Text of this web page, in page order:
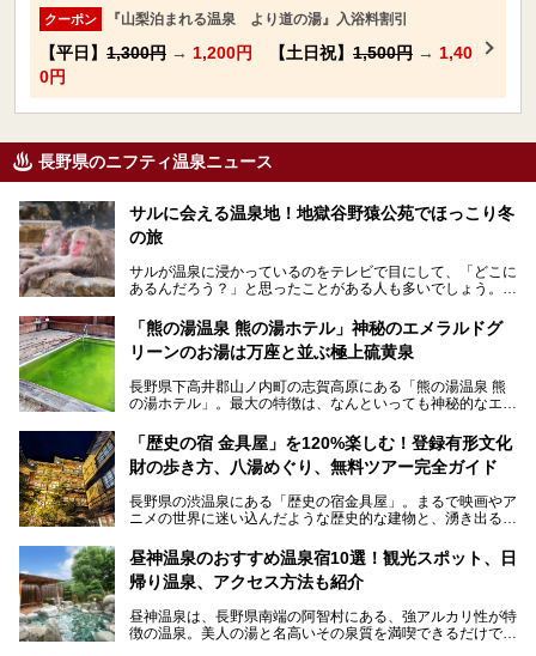
クーポン 『山梨泊まれる温泉 より道の湯』入浴料割引
【平日】 1,300円 → 1,200円 【土日祝】 1,500円 → 1,40
0円
長野県のニフティ温泉ニュース
サルに会える温泉地！地獄谷野猿公苑でほっこり冬
の旅
サルが温泉に浸かっているのをテレビで目にして、「どこに
あるんだろう？」と思ったことがある人も多いでしょう。
この微笑ましい光景は、長野県にある「地獄谷野猿公苑」で
見られるもので、野生のサルが雪景色の中で温泉に浸かる姿
を間近で観察できます。
本記事では、地獄谷野猿公苑の魅力や見どころ、サルと温泉
との関係性、地獄谷周辺の観光スポットについて紹介しま
ので、野生のサルを観察する貴重な自然体験と温泉をあわせ
て楽しみたい人は、ぜひ参考にしてください。
「熊の湯温泉 熊の湯ホテル」神秘のエメラルドグ
リーンのお湯は万座と並ぶ極上硫黄泉
長野県下高井郡山ノ内町の志賀高原にある「熊の湯温泉 熊
の湯ホテル」。最大の特徴は、なんといっても神秘的なエメ
リピートするファンも多い温泉です。冬はスキーと一緒に楽
しみたい極上の温泉を紹介します。
「歴史の宿 金具屋」を120%楽しむ！登録有形文化
財の歩き方、八湯めぐり、無料ツアー完全ガイド
長野県の渋温泉にある「歴史の宿金具屋」。まるで映画やア
ニメの世界に迷い込んだような歴史的な建物と、湧き出る温
を隅々まで楽しみたいですよね。この記事では、金具屋での
滞在を最高の思い出にするための「楽しみ方」を徹底的にご
紹介します！
昼神温泉のおすすめ温泉宿10選！観光スポット、日
帰り温泉、アクセス方法も紹介
昼神温泉は、長野県南端の阿智村にある、強アルカリ性が特
徴の温泉。美人の湯と名高いその泉質を満喫できるだけでな